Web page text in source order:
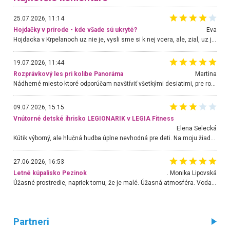
25.07.2026, 11:14
Hojdačky v prírode - kde všade sú ukryté?
Eva
19.07.2026, 11:44
Rozprávkový les pri kolibe Panoráma
Martina
Nádherné miesto ktoré odporúčam navštíviť všetkými desiatimi, pre rodiny s deťmi, dôchodcom... Proste a jednoducho ozaj rozprávkový les.. určite ešte prídeme. Odniesli sme si na pamiatku krásne tričká,
09.07.2026, 15:15
Vnútorné detské ihrisko LEGIONARIK v LEGIA Fitness
Elena Selecká
Kútik výborný, ale hlučná hudba úplne nevhodná pre deti. Na moju žiadosť o aspoň sušenie nereagovali.
27.06.2026, 16:53
Letné kúpalisko Pezinok
. Monika Lipovská
Partneri